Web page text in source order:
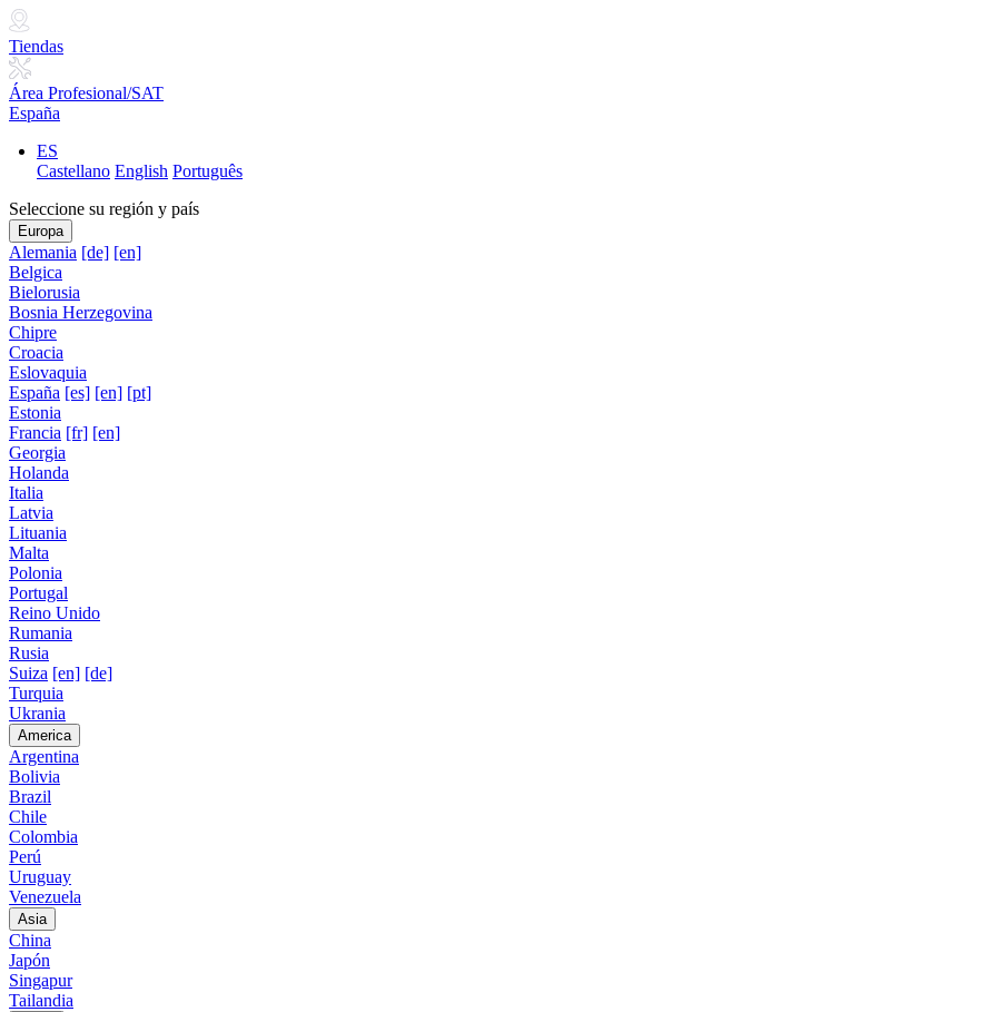
Tiendas
Área Profesional/SAT
España
ES
Castellano English Português
Seleccione su región y país
Europa
Alemania [de] [en]
Belgica
Bielorusia
Bosnia Herzegovina
Chipre
Croacia
Eslovaquia
España [es] [en] [pt]
Estonia
Francia [fr] [en]
Georgia
Holanda
Italia
Latvia
Lituania
Malta
Polonia
Portugal
Reino Unido
Rumania
Rusia
Suiza [en] [de]
Turquia
Ukrania
America
Argentina
Bolivia
Brazil
Chile
Colombia
Perú
Uruguay
Venezuela
Asia
China
Japón
Singapur
Tailandia